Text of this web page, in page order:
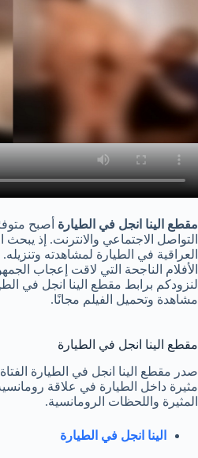
مقطع الينا انجل في الطيارة أصبح
التواصل الاجتماعي والانترنت. إذ يبحث
العراقية في الطيارة لمشاهدته
الأفلام الناجحة التي لاقت إعجاب
لنزودكم برابط مقطع الينا انجل في
مشاهدة وتحميل الفيلم مجانًا.
مقطع الينا انجل في الطيارة
صدر مقطع الينا انجل في الطيارة
مثيرة داخل الطيارة في علاقة
المثيرة واللحظات الرومانسية.
الينا انجل في الطيارة